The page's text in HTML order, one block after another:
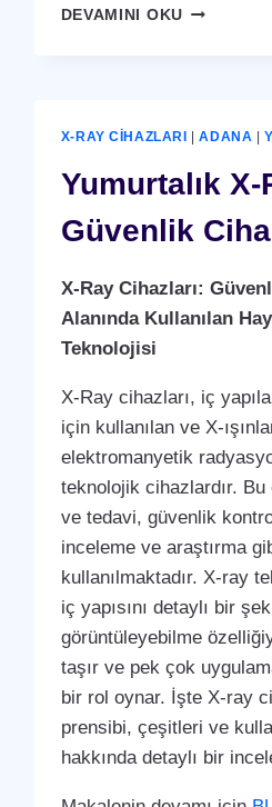
DEVAMINI OKU
X-RAY CIHAZLARI |ADANA |
Yumurtalık X-
Güvenlik
X-Ray Cihazları:
Alanında Kullanılan
Teknolojisi
X-Ray cihazları, iç
için kullanılan ve X-
elektromanyetik
teknolojik cihazlardır. Bu
ve tedavi, güvenlik
inceleme ve araştırma
kullanılmaktadır. X-ray
iç yapısını detaylı bir
görüntüleyebilme
taşır ve pek çok
bir rol oynar. İşte X-ray
prensibi, çeşitleri ve
hakkında detaylı bir